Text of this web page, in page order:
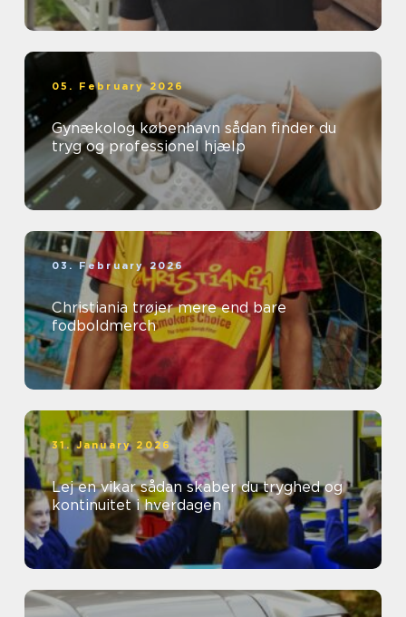
05. February 2026
Gynækolog københavn sådan finder du
tryg og professionel hjælp
03. February 2026
Christiania trøjer mere end bare
fodboldmerch
31. January 2026
Lej en vikar sådan skaber du tryghed og
kontinuitet i hverdagen